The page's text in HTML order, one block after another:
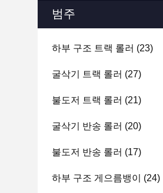
범주
하부 구조 트랙 롤러 (23)
굴삭기 트랙 롤러 (27)
불도저 트랙 롤러 (21)
굴삭기 반송 롤러 (20)
불도저 반송 롤러 (17)
하부 구조 게으름뱅이 (24)